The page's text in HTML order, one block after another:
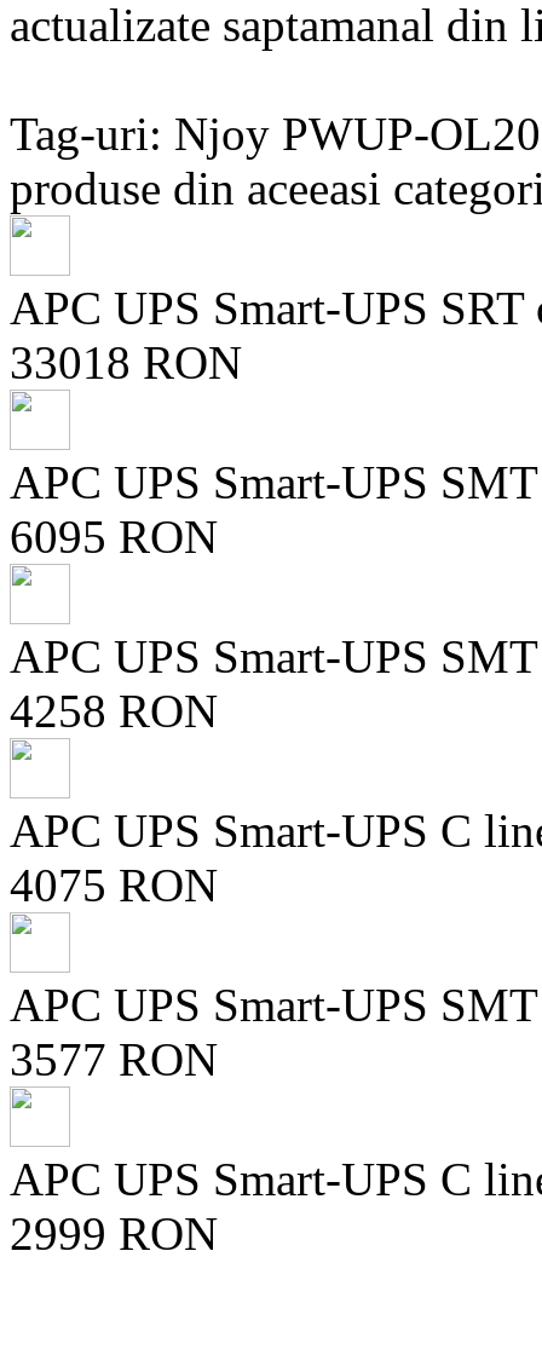
actualizate saptamanal
Tag-uri: Njoy PWUP-
produse din aceeasi
APC UPS Smart-UPS
33018 RON
APC UPS Smart-UPS
6095 RON
APC UPS Smart-UPS
4258 RON
APC UPS Smart-UPS C
4075 RON
APC UPS Smart-UPS
3577 RON
APC UPS Smart-UPS C
2999 RON